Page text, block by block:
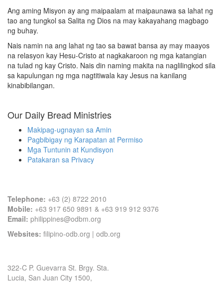
Ang aming Misyon ay ang maipaalam at maipaunawa sa lahat ng
tao ang tungkol sa Salita ng Dios na may kakayahang magbago
ng buhay.
Nais namin na ang lahat ng tao sa bawat bansa ay may maayos
na relasyon kay Hesu-Cristo at nagkakaroon ng mga katangian
na tulad ng kay Cristo. Nais din naming makita na naglilingkod sila
sa kapulungan ng mga nagtitiwala kay Jesus na kanilang
kinabibilangan.
Our Daily Bread Ministries
Makipag-ugnayan sa Amin
Pagbibigay ng Karapatan at Permiso
Mga Tuntunin at Kundisyon
Patakaran sa Privacy
Telephone: +63 (2) 8722 2010
Mobile: +63 917 650 9891 & +63 919 912 9376
Email: philippines@odbm.org
Websites: filipino-odb.org | odb.org
322-C P. Guevarra St. Brgy. Sta.
Lucia, San Juan City 1500,